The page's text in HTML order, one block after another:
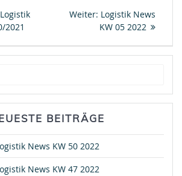
Vorheriger
Logistik
2021
Weiter: Nächster
Beitrag:
Logistik News
KW 05 2022
BEITRÄGE
News KW 50 2022
News KW 47 2022